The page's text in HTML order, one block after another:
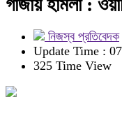
গাজায় হামলা :
নিজস্ব প্রতিবেদক
Update Time :
325 Time View